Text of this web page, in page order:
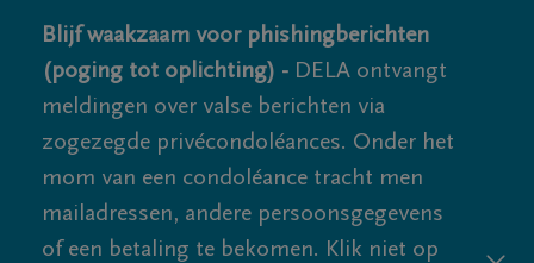
Blijf waakzaam voor phishingberichten
(poging tot oplichting) - DELA ontvangt
meldingen over valse berichten via
zogezegde privécondoléances. Onder het
mom van een condoléance tracht men
mailadressen, andere persoonsgegevens
of een betaling te bekomen. Klik niet op